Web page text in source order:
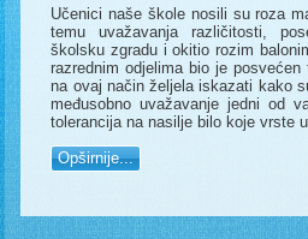
Učenici naše škole nosili su roza
temu uvažavanja različitosti,
školsku zgradu i okitio rozim
razrednim odjelima bio je
na ovaj način željela iskazati kako
međusobno uvažavanje jedni od
tolerancija na nasilje bilo koje vrste
Opširnije...